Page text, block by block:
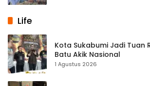
Life
Kota Sukabumi Jadi Tuan
Batu Akik Nasional
1 Agustus 2026